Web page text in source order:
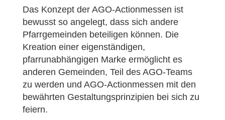
Das Konzept der AGO-Actionmessen ist
bewusst so angelegt, dass sich andere
Pfarrgemeinden beteiligen können. Die
Kreation einer eigenständigen,
pfarrunabhängigen Marke ermöglicht es
anderen Gemeinden, Teil des AGO-Teams
zu werden und AGO-Actionmessen mit den
bewährten Gestaltungsprinzipien bei sich zu
feiern.